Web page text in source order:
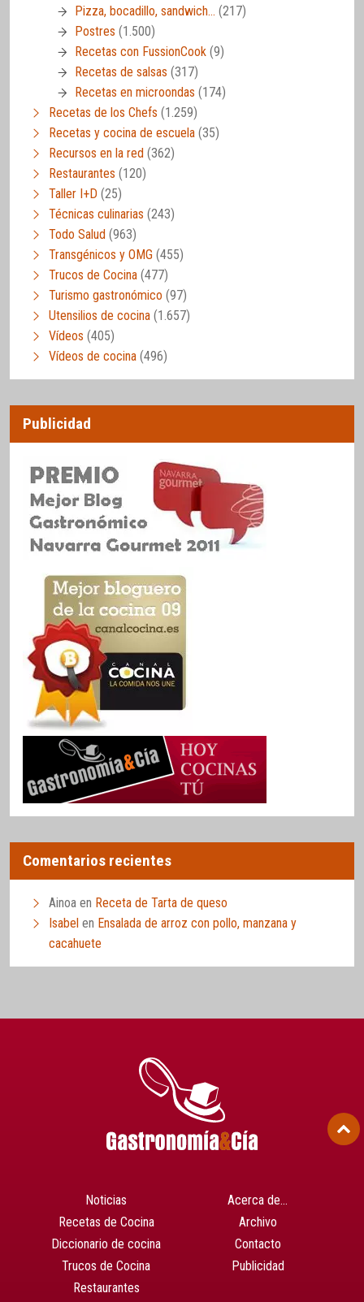
Pizza, bocadillo, sandwich… (217)
Postres (1.500)
Recetas con FussionCook (9)
Recetas de salsas (317)
Recetas en microondas (174)
Recetas de los Chefs (1.259)
Recetas y cocina de escuela (35)
Recursos en la red (362)
Restaurantes (120)
Taller I+D (25)
Técnicas culinarias (243)
Todo Salud (963)
Transgénicos y OMG (455)
Trucos de Cocina (477)
Turismo gastronómico (97)
Utensilios de cocina (1.657)
Vídeos (405)
Vídeos de cocina (496)
Publicidad
Comentarios recientes
Ainoa en Receta de Tarta de queso
Isabel en Ensalada de arroz con pollo, manzana y
cacahuete
Noticias
Recetas de Cocina
Diccionario de cocina
Trucos de Cocina
Restaurantes
Acerca de…
Archivo
Contacto
Publicidad